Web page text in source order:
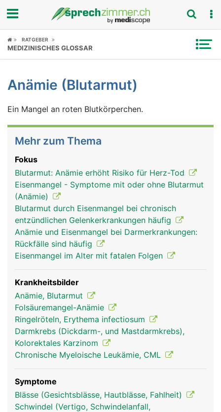
Fokus
Symptome
Untersuchungen
News
Ratgeber
Rubriken
RATGEBER
MEDIZINISCHES GLOSSAR
Anämie (Blutarmut)
Ein Mangel an roten Blutkörperchen.
Mehr zum Thema
Fokus
Blutarmut: Anämie erhöht Risiko für Herz-Tod
Eisenmangel - Symptome mit oder ohne Blutarmut
(Anämie)
Blutarmut durch Eisenmangel bei chronisch
entzündlichen Gelenkerkrankungen häufig
Anämie und Eisenmangel bei Darmerkrankungen:
Rückfälle sind häufig
Eisenmangel im Alter mit fatalen Folgen
Krankheitsbilder
Anämie, Blutarmut
Folsäuremangel-Anämie
Ringelröteln, Erythema infectiosum
Darmkrebs (Dickdarm-, und Mastdarmkrebs),
Kolorektales Karzinom
Chronische Myeloische Leukämie, CML
Symptome
Blässe (Gesichtsblässe, Hautblässe, Fahlheit)
Schwindel (Vertigo, Schwindelanfall,